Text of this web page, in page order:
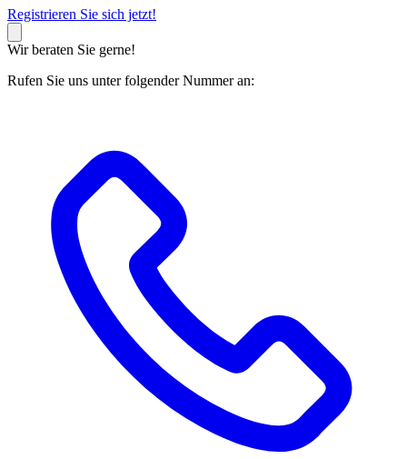
Registrieren Sie sich jetzt!
Wir beraten Sie gerne!
Rufen Sie uns unter folgender Nummer an: